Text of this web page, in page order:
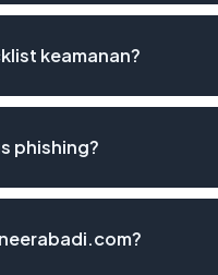
keamanan?
phishing?